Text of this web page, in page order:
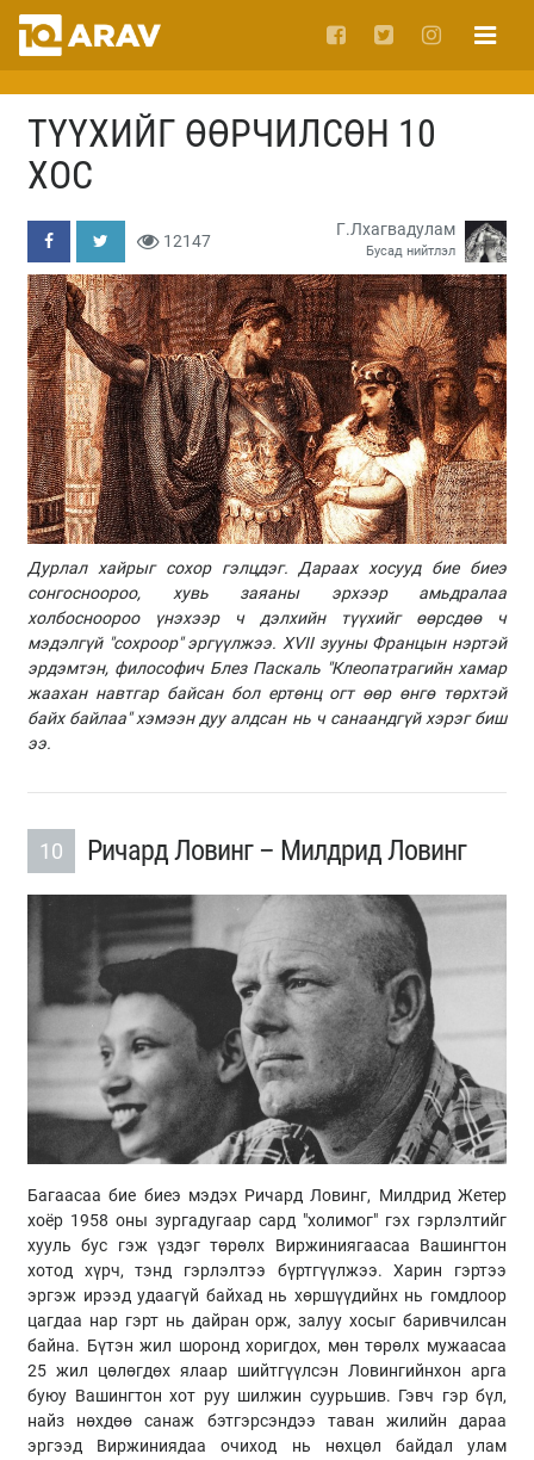
ТҮҮХИЙГ ӨӨРЧИЛСӨН 10
ХОС
12147
Г.Лхагвадулам
Бусад нийтлэл
Дурлал хайрыг сохор гэлцдэг. Дараах хосууд бие биеэ
сонгосноороо, хувь заяаны эрхээр амьдралаа
холбосноороо үнэхээр ч дэлхийн түүхийг өөрсдөө ч
мэдэлгүй "сохроор" эргүүлжээ. XVII зууны Францын нэртэй
эрдэмтэн, философич Блез Паскаль "Клеопатрагийн хамар
жаахан навтгар байсан бол ертөнц огт өөр өнгө төрхтэй
байх байлаа" хэмээн дуу алдсан нь ч санаандгүй хэрэг биш
ээ.
10 Ричард Ловинг – Милдрид Ловинг
Багаасаа бие биеэ мэдэх Ричард Ловинг, Милдрид Жетер
хоёр 1958 оны зургадугаар сард "холимог" гэх гэрлэлтийг
хууль бус гэж үздэг төрөлх Виржиниягаасаа Вашингтон
хотод хүрч, тэнд гэрлэлтээ бүртгүүлжээ. Харин гэртээ
эргэж ирээд удаагүй байхад нь хөршүүдийнх нь гомдлоор
цагдаа нар гэрт нь дайран орж, залуу хосыг баривчилсан
байна. Бүтэн жил шоронд хоригдох, мөн төрөлх мужаасаа
25 жил цөлөгдөх ялаар шийтгүүлсэн Ловингийнхон арга
буюу Вашингтон хот руу шилжин суурьшив. Гэвч гэр бүл,
найз нөхдөө санаж бэтгэрсэндээ таван жилийн дараа
эргээд Виржиниядаа очиход нь нөхцөл байдал улам